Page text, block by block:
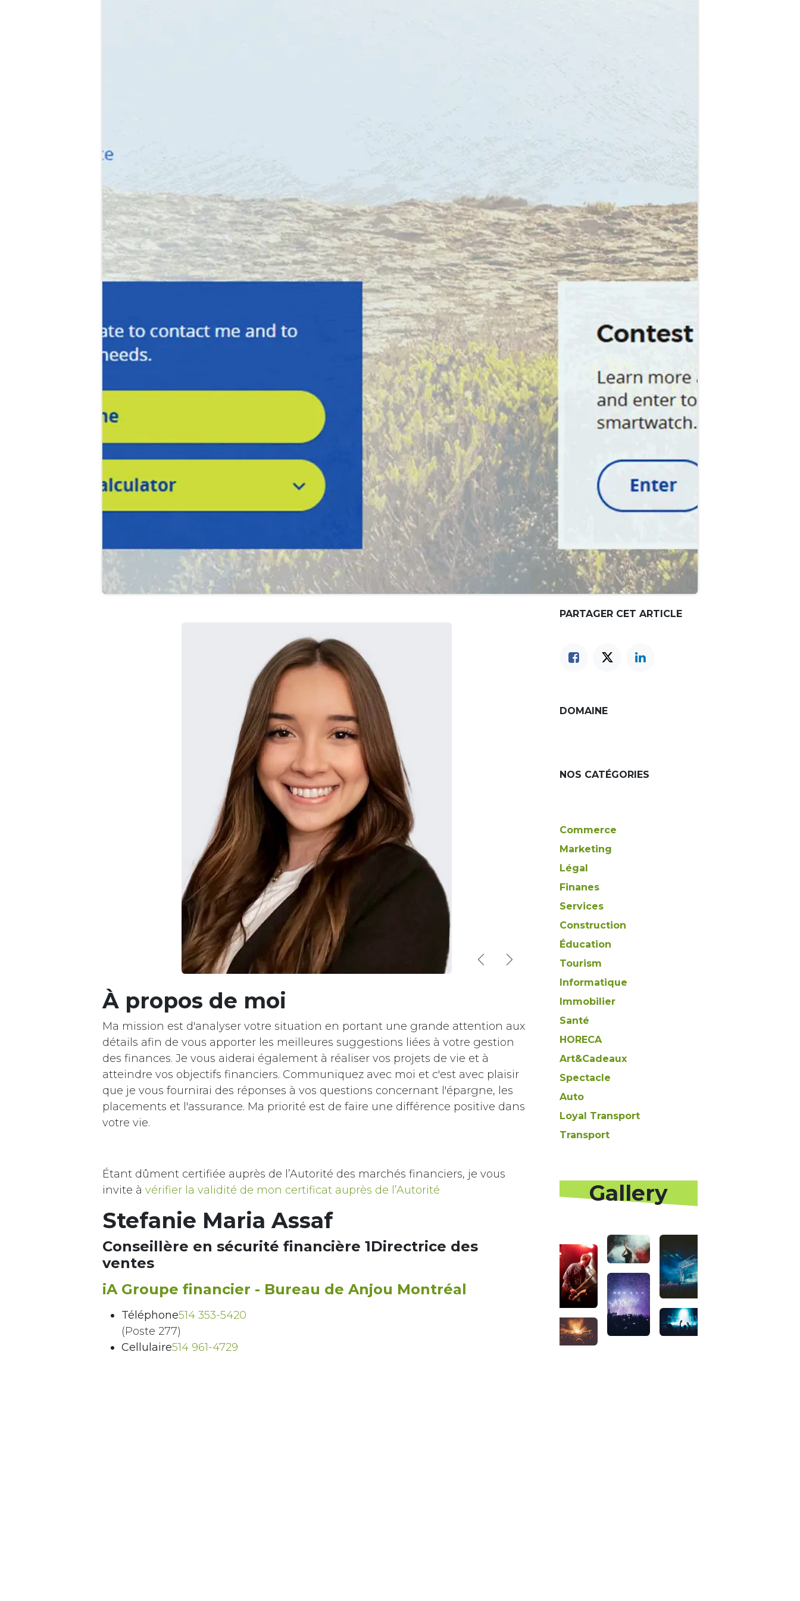
Previous
Next
À propos de moi
Ma mission est d'analyser votre situation en portant une grande attention aux
détails afin de vous apporter les meilleures suggestions liées à votre gestion
des finances. Je vous aiderai également à réaliser vos projets de vie et à
atteindre vos objectifs financiers. Communiquez avec moi et c'est avec plaisir
que je vous fournirai des réponses à vos questions concernant l'épargne, les
placements et l'assurance. Ma priorité est de faire une différence positive dans
votre vie.
Étant dûment certifiée auprès de l’Autorité des marchés financiers, je vous
invite à vérifier la validité de mon certificat auprès de l’Autorité
Stefanie Maria Assaf
Conseillère en sécurité financière 1Directrice des
ventes
iA Groupe financier - Bureau de Anjou Montréal
Téléphone514 353-5420
(Poste 277)
Cellulaire514 961-4729
PARTAGER CET ARTICLE
DOMAINE
NOS CATÉGORIES
Commerce
Marketing
Légal
Finanes
Services
Construction
Éducation
Tourism
Informatique
Immobilier
Santé
HORECA
Art&Cadeaux
Spectacle
Auto
Loyal Transport
Transport
​Gallery